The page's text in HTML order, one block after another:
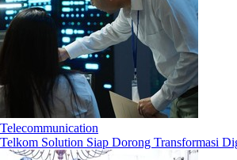
Telecommunication
Telkom Solution Siap Dorong Transformasi